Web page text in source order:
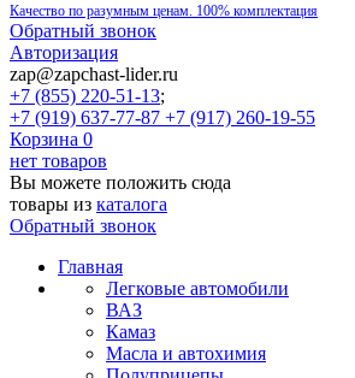
Качество по разумным ценам. 100% комплектация
Обратный звонок
Авторизация
zap@zapchast-lider.ru
+7 (855) 220-51-13;
+7 (919) 637-77-87 +7 (917) 260-19-55
Корзина 0
нет товаров
Вы можете положить сюда
товары из каталога
Обратный звонок
Главная
Легковые автомобили
ВАЗ
Камаз
Масла и автохимия